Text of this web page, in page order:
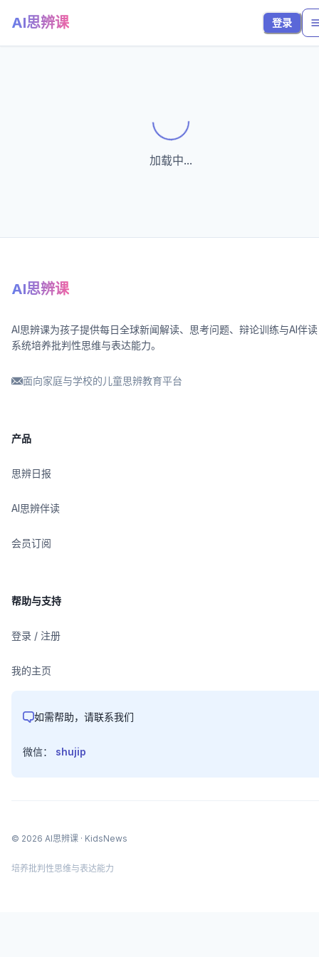
AI思辨课 登录
Loading...
加载中...
AI思辨课
AI思辨课为孩子提供每日全球新闻解读、思考问题、辩论训练与AI伴
系统培养批判性思维与表达能力。
面向家庭与学校的儿童思辨教育平台
产品
思辨日报
AI思辨伴读
会员订阅
帮助与支持
登录 / 注册
我的主页
如需帮助，请联系我们
微信： shujip
© 2026 AI思辨课 · KidsNews
培养批判性思维与表达能力